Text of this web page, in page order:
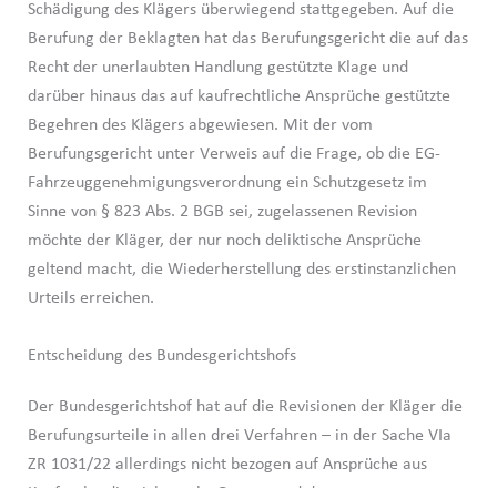
Schädigung des Klägers überwiegend stattgegeben. Auf die
Berufung der Beklagten hat das Berufungsgericht die auf das
Recht der unerlaubten Handlung gestützte Klage und
darüber hinaus das auf kaufrechtliche Ansprüche gestützte
Begehren des Klägers abgewiesen. Mit der vom
Berufungsgericht unter Verweis auf die Frage, ob die EG-
Fahrzeuggenehmigungsverordnung ein Schutzgesetz im
Sinne von § 823 Abs. 2 BGB sei, zugelassenen Revision
möchte der Kläger, der nur noch deliktische Ansprüche
geltend macht, die Wiederherstellung des erstinstanzlichen
Urteils erreichen.
Entscheidung des Bundesgerichtshofs
Der Bundesgerichtshof hat auf die Revisionen der Kläger die
Berufungsurteile in allen drei Verfahren – in der Sache VIa
ZR 1031/22 allerdings nicht bezogen auf Ansprüche aus